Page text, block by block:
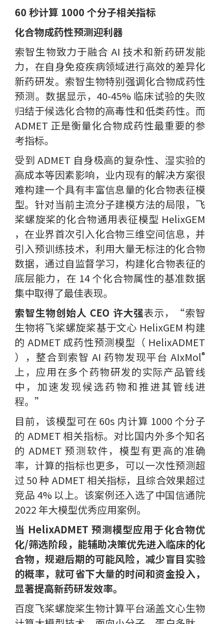
60 秒计算 1000 个分子相关指标
化合物成药性预测迎利器
索智生物致力于融合 AI 技术和新药研发能
力，在自身免疫疾病领域进行高效的差异化
新药研发。索智生物特别强调化合物成药性
预测。数据显示，40-45% 临床试验的失败
归结于候选化合物的高毒性和低类药性。而
ADMET 正是衡量化合物成药性最重要的参
考指标。
受到 ADMET 自身极高的复杂性、湿实验的
高成本等因素影响，业内现有的解决方案很
难构建一个具有丰富信息量的化合物表征模
型。针对当前主流分子建模方法的局限，飞
桨螺旋桨的化合物通用表征模型 HelixGEM
，在业界首次引入化合物三维空间信息，并
引入预训练技术，利用大量无标注的化合物
数据，通过自监督学习，构建化合物表征的
底层能力，在 14 个化合物属性的基准数据
集中取得了最佳表现。
索智生物创始人 CEO 许大强表示，“索智
生物将飞桨螺旋桨基于文心 HelixGEM 构建
的 ADMET 成药性预测模型（ HelixADMET
），整合到索智 AI 药物发现平台 AIxMol®️
上，应用在多个药物研发的实际产品管线
中，加速发现候选药物和推进其管线进
程。”
目前，该模型可在 60s 内计算 1000 个分子
的 ADMET 相关指标。对比国内外多个知名
的 ADMET 预测软件，模型有更高的准确
率，计算的指标也更多，可以一次性预测超
过 50 种 ADMET 相关指标，且综合效果超过
竞品 4% 以上。该案例还入选了中国信通院
2022 年大模型优秀应用案例。
当 HelixADMET 预测模型应用于化合物优
化/筛选阶段，能辅助决策优先进入临床的化
合物，规避后期的可能风险，减少盲目实验
的概率，就可省下大量的时间和资金投入，
显著提高新药研发效率。
百度飞桨螺旋桨生物计算平台涵盖文心生物